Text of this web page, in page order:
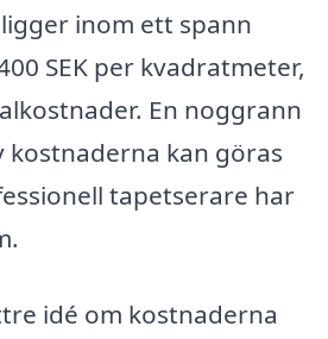
inom ett spann
SEK per kvadratmeter,
En noggrann
kan göras
tapetserare har
idé om kostnaderna